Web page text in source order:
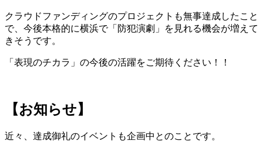
クラウドファンディングのプロジェクトも無事達成したこと
で、今後本格的に横浜で「防犯演劇」を見れる機会が増えて
きそうです。
「表現のチカラ」の今後の活躍をご期待ください！！
【お知らせ】
近々、達成御礼のイベントも企画中とのことです。